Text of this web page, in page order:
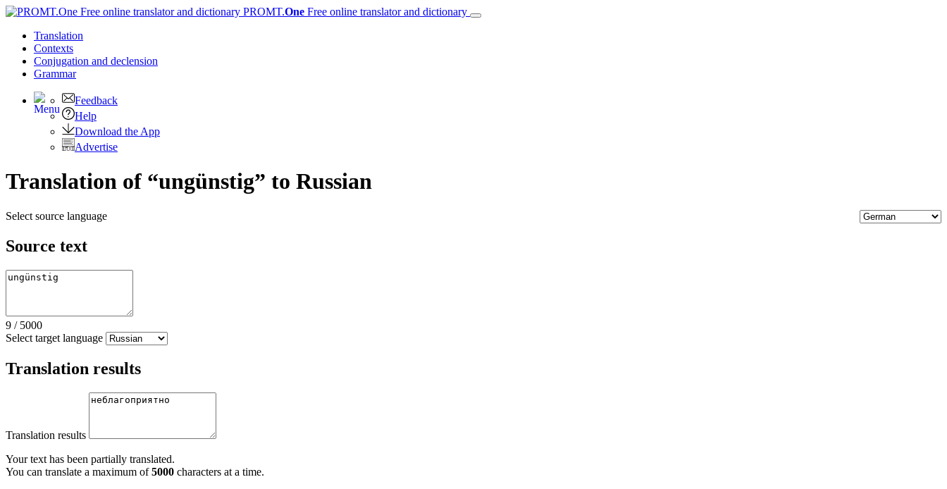
PROMT.One Free online translator and dictionary
Translation
Contexts
Conjugation and declension
Grammar
Feedback
Help
Download the App
Advertise
Translation of “ungünstig” to Russian
Select source language
Source text
9 / 5000
Select target language
Translation results
Translation results
Your text has been partially translated.
You can translate a maximum of5000 characters at a time.